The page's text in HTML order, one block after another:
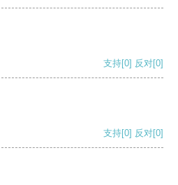
支持[0] 反对[0]
支持[0] 反对[0]